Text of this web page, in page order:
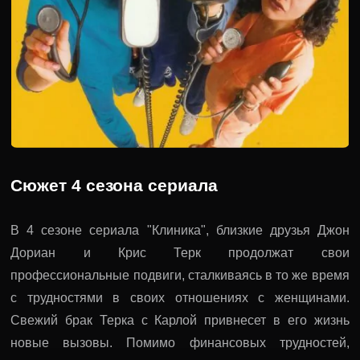
Сюжет 4 сезона сериала
В 4 сезоне сериала "Клиника", близкие друзья Джон
Дориан и Крис Терк продолжат свои
профессиональные подвиги, сталкиваясь в то же время
с трудностями в своих отношениях с женщинами.
Свежий брак Терка с Карлой привнесет в его жизнь
новые вызовы. Помимо финансовых трудностей,